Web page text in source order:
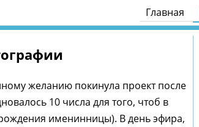
Главная
желанию покинула проект после
10 числа для того, чтоб в
именинницы). В день эфира,